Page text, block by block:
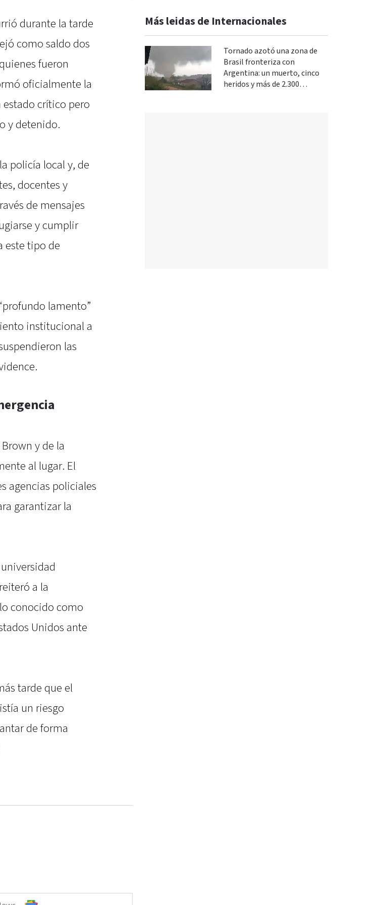
durante la tarde
como saldo dos
fueron
oficialmente la
estado crítico pero
y detenido.
policía local y, de
docentes y
de mensajes
y cumplir
este tipo de
lamento”
institucional a
las
y de la
al lugar. El
agencias policiales
garantizar la
a la
conocido como
Unidos ante
tarde que el
un riesgo
de forma
Más leidas de Internacionales
Tornado azotó una zona de
Brasil fronteriza con
Argentina: un muerto, cinco
heridos y más de 2.300